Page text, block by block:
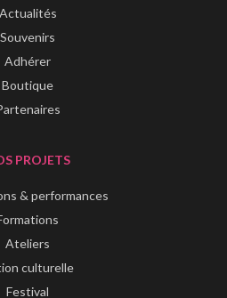
Actualités
Souvenirs
Adhérer
Boutique
PROJETS
& performances
Ateliers
culturelle
Festival